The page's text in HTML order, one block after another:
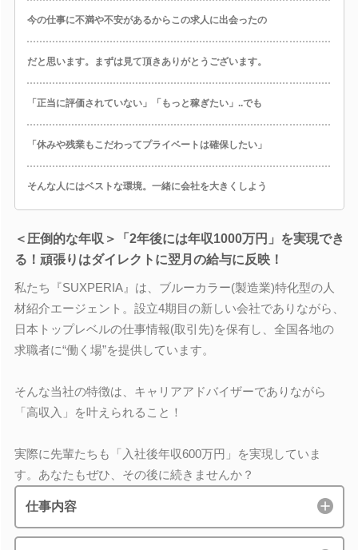
今の仕事に不満や不安があるからこの求人に出会ったの
だと思います。まずは見て頂きありがとうございます。
「正当に評価されていない」「もっと稼ぎたい」..でも
「休みや残業もこだわってプライベートは確保したい」
そんな人にはベストな環境。一緒に会社を大きくしよう
＜圧倒的な年収＞「2年後には年収1000万円」を実現でき
る！頑張りはダイレクトに翌月の給与に反映！
私たち『SUXPERIA』は、ブルーカラー(製造業)特化型の人
材紹介エージェント。設立4期目の新しい会社でありながら、
日本トップレベルの仕事情報(取引先)を保有し、全国各地の
求職者に“働く場”を提供しています。
そんな当社の特徴は、キャリアアドバイザーでありながら
「高収入」を叶えられること！
実際に先輩たちも「入社後年収600万円」を実現していま
す。あなたもぜひ、その後に続きませんか？
仕事内容